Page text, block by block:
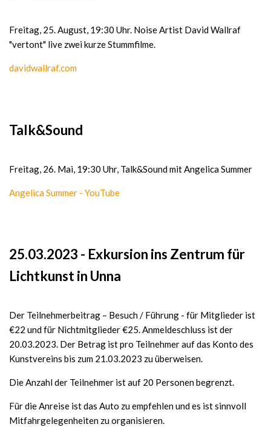
Freitag, 25. August, 19:30 Uhr. Noise Artist David Wallraf
"vertont" live zwei kurze Stummfilme.
davidwallraf.com
Talk&Sound
Freitag, 26. Mai, 19:30 Uhr, Talk&Sound mit Angelica Summer
Angelica Summer - YouTube
25.03.2023 - Exkursion ins Zentrum für
Lichtkunst in Unna
Der Teilnehmerbeitrag – Besuch / Führung - für Mitglieder ist
€22 und für Nichtmitglieder €25. Anmeldeschluss ist der
20.03.2023. Der Betrag ist pro Teilnehmer auf das Konto des
Kunstvereins bis zum 21.03.2023 zu überweisen.
Die Anzahl der Teilnehmer ist auf 20 Personen begrenzt.
Für die Anreise ist das Auto zu empfehlen und es ist sinnvoll
Mitfahrgelegenheiten zu organisieren.